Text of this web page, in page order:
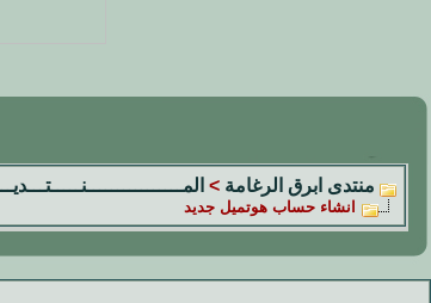
منتدى ابرق الرغامة >
انشاء حساب هوتميل جديد